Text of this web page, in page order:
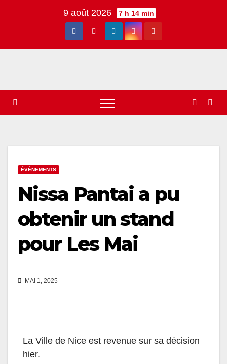
9 août 2026 7 h 14 min
ÉVÉNEMENTS
Nissa Pantai a pu
obtenir un stand
pour Les Mai
MAI 1, 2025
La Ville de Nice est revenue sur sa décision
hier.